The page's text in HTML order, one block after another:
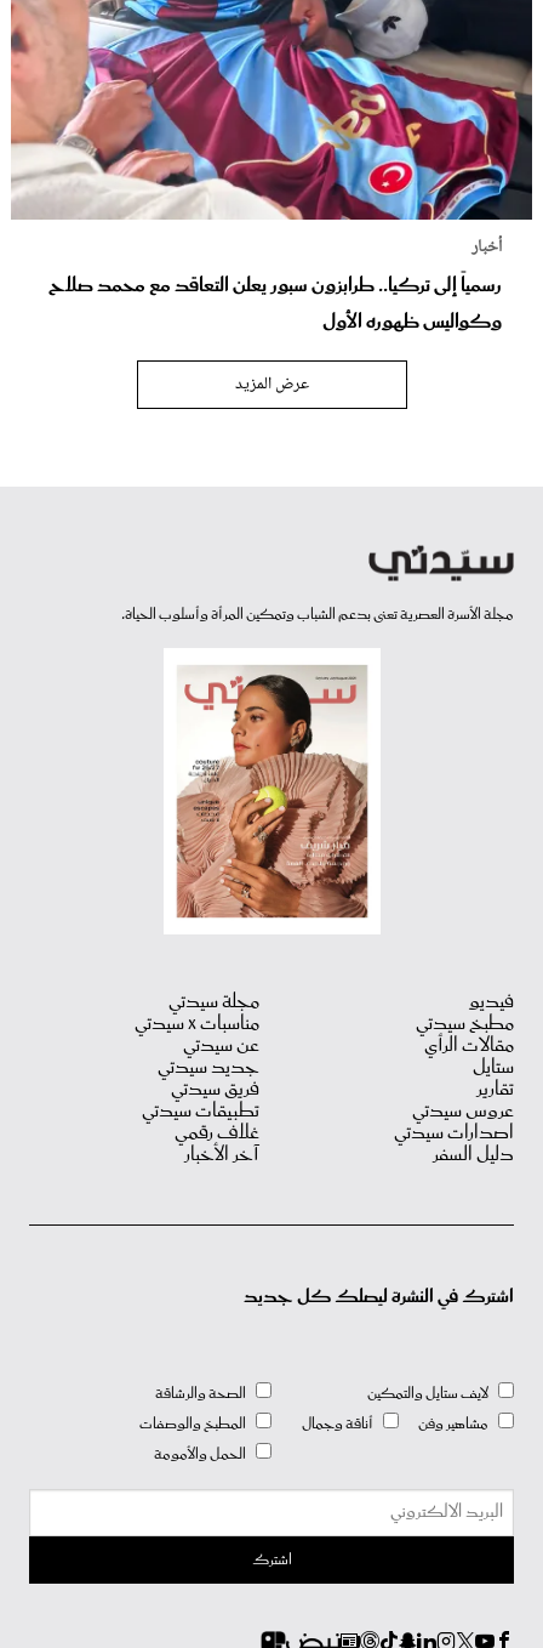
أخبار
رسمياً إلى تركيا.. طرابزون سبور يعلن التعاقد مع محمد صلاح
وكواليس ظهوره الأول
عرض المزيد
مجلة الأسرة العصرية تعنى بدعم الشباب وتمكين المرأة وأسلوب الحياة.
فيديو
مطبخ سيدتي
مقالات الرأي
ستايل
تقارير
عروس سيدتي
اصدارات سيدتي
دليل السفر
مجلة سيدتي
مناسبات X سيدتي
عن سيدتي
جديد سيدتي
فريق سيدتي
تطبيقات سيدتي
غلاف رقمي
آخر الأخبار
اشترك في النشرة ليصلك كل جديد
لايف ستايل والتمكين
مشاهير وفن
أناقة وجمال
الصحة والرشاقة
المطبخ والوصفات
الحمل والأمومة